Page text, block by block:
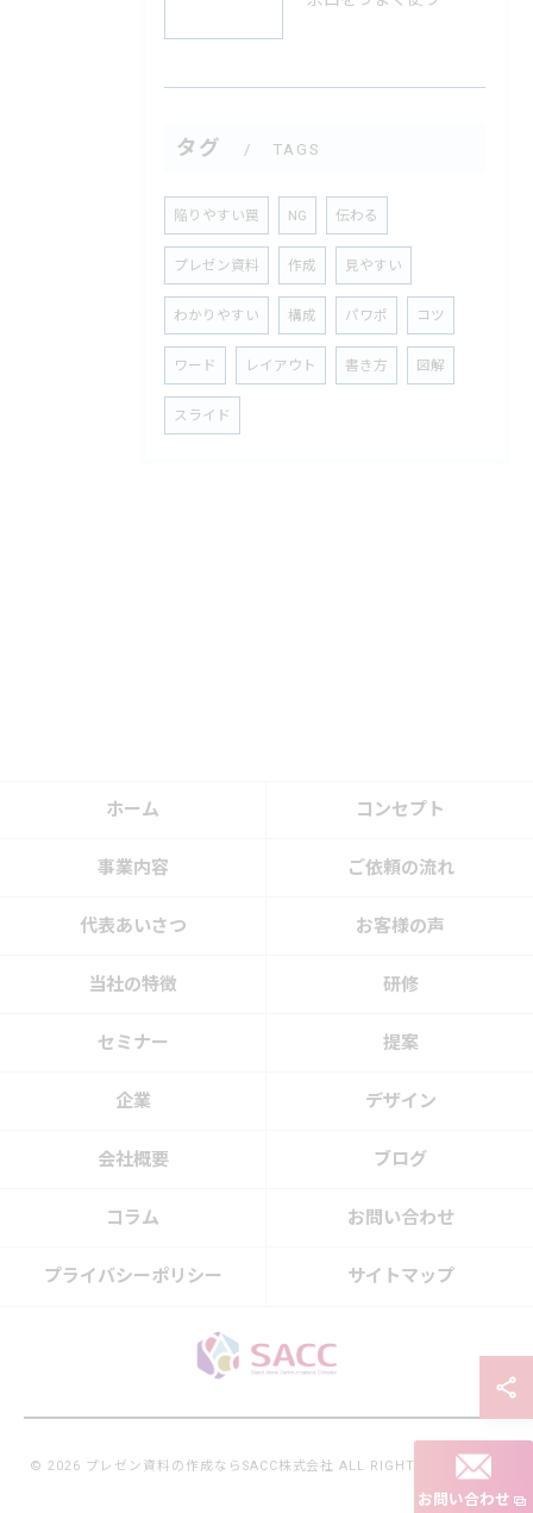
タグ TAGS
陥りやすい罠 NG 伝わる
プレゼン資料 作成 見やすい
わかりやすい 構成 パワポ コツ
ワード レイアウト 書き方 図解
スライド
お問い合わせ
ホーム コンセプト
事業内容 ご依頼の流れ
代表あいさつ お客様の声
当社の特徴 研修
セミナー 提案
企業 デザイン
会社概要 ブログ
コラム お問い合わせ
プライバシーポリシー サイトマップ
© 2026 プレゼン資料の作成ならSACC株式会社 ALL RIGHTS RESERVED.